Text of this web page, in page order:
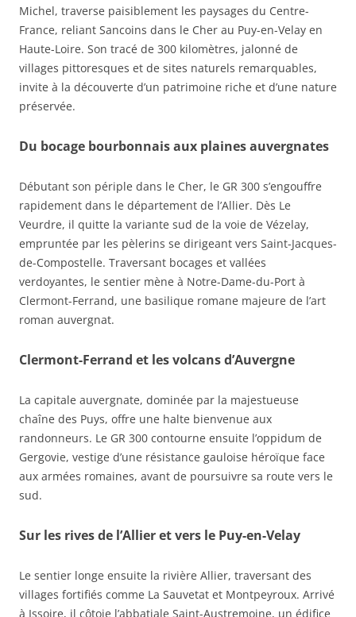
Michel, traverse paisiblement les paysages du Centre-
France, reliant Sancoins dans le Cher au Puy-en-Velay en
Haute-Loire. Son tracé de 300 kilomètres, jalonné de
villages pittoresques et de sites naturels remarquables,
invite à la découverte d’un patrimoine riche et d’une nature
préservée.
Du bocage bourbonnais aux plaines auvergnates
Débutant son périple dans le Cher, le GR 300 s’engouffre
rapidement dans le département de l’Allier. Dès Le
Veurdre, il quitte la variante sud de la voie de Vézelay,
empruntée par les pèlerins se dirigeant vers Saint-Jacques-
de-Compostelle. Traversant bocages et vallées
verdoyantes, le sentier mène à Notre-Dame-du-Port à
Clermont-Ferrand, une basilique romane majeure de l’art
roman auvergnat.
Clermont-Ferrand et les volcans d’Auvergne
La capitale auvergnate, dominée par la majestueuse
chaîne des Puys, offre une halte bienvenue aux
randonneurs. Le GR 300 contourne ensuite l’oppidum de
Gergovie, vestige d’une résistance gauloise héroïque face
aux armées romaines, avant de poursuivre sa route vers le
sud.
Sur les rives de l’Allier et vers le Puy-en-Velay
Le sentier longe ensuite la rivière Allier, traversant des
villages fortifiés comme La Sauvetat et Montpeyroux. Arrivé
à Issoire, il côtoie l’abbatiale Saint-Austremoine, un édifice